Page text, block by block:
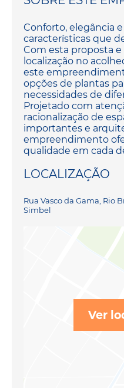
Conforto, elegância
características que
Com esta proposta
localização no
este
opções de plantas
necessidades de
Projetado com
racionalização de
importantes e
empreendimento
qualidade em cada
LOCALIZAÇÃO
Rua Vasco da Gama, Rio
Simbel
Ver